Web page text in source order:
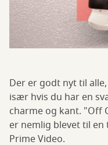
Der er godt nyt til
især hvis du har en
charme og kant. "Off
er nemlig blevet til en
Prime Video.